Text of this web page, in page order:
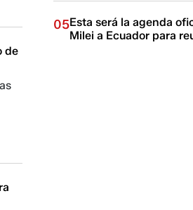
de
05Esta será la agenda
Milei a Ecuador para